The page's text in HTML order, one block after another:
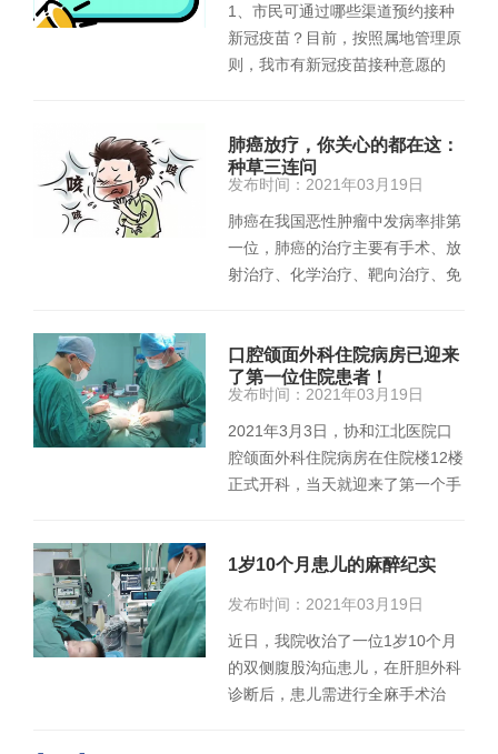
1、市民可通过哪些渠道预约接种
新冠疫苗？目前，按照属地管理原
则，我市有新冠疫苗接种意愿的
肺癌放疗，你关心的都在这：
种草三连问
发布时间：2021年03月19日
肺癌在我国恶性肿瘤中发病率排第
一位，肺癌的治疗主要有手术、放
射治疗、化学治疗、靶向治疗、免
口腔颌面外科住院病房已迎来
了第一位住院患者！
发布时间：2021年03月19日
2021年3月3日，协和江北医院口
腔颌面外科住院病房在住院楼12楼
正式开科，当天就迎来了第一个手
1岁10个月患儿的麻醉纪实
发布时间：2021年03月19日
近日，我院收治了一位1岁10个月
的双侧腹股沟疝患儿，在肝胆外科
诊断后，患儿需进行全麻手术治